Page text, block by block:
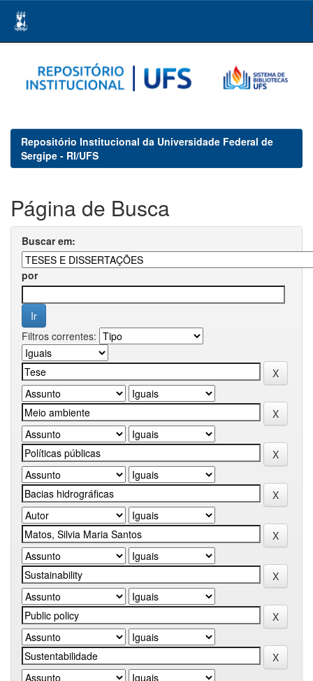
navigation
Repositório Institucional da Universidade Federal de
Sergipe - RI/UFS
Página de Busca
Buscar em:
por
Filtros correntes: